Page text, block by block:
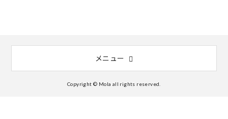
メニュー
Copyright © Mola all rights reserved.